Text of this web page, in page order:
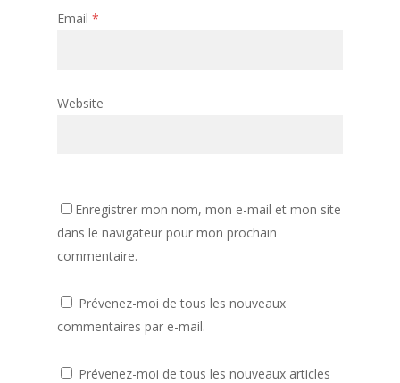
Email *
Website
Enregistrer mon nom, mon e-mail et mon site
dans le navigateur pour mon prochain
commentaire.
Prévenez-moi de tous les nouveaux
commentaires par e-mail.
Prévenez-moi de tous les nouveaux articles